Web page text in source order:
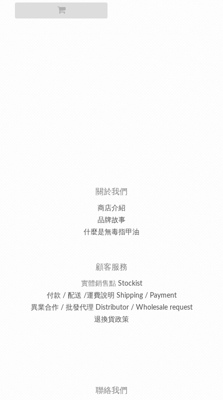
關於我們
商店介紹
品牌故事
什麼是無毒指甲油
顧客服務
實體銷售點Stockist
付款 / 配送 /運費說明 Shipping / Payment
異業合作 / 批發代理 Distributor / Wholesale request
退換貨政策
聯絡我們